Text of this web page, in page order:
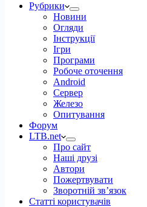
Рубрики
Новини
Огляди
Інструкції
Ігри
Програми
Робоче оточення
Android
Сервер
Железо
Опитування
Форум
LTB.net
Про сайт
Наші друзі
Автори
Пожертвувати
Зворотній зв’язок
Статті користувачів